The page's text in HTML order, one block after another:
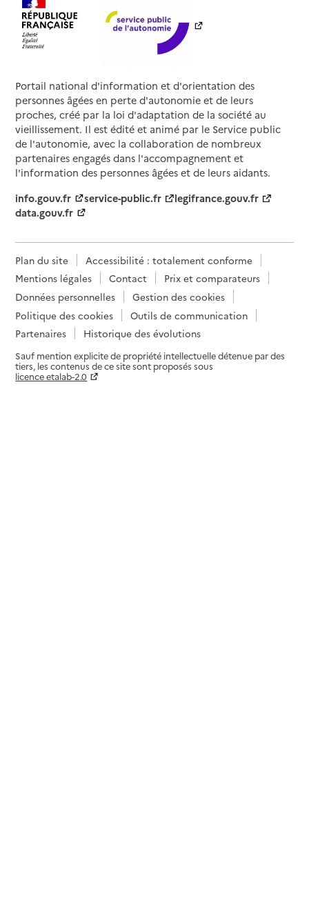
Portail national d'information et d'orientation des
personnes âgées en perte d'autonomie et de leurs
proches, créé par la loi d'adaptation de la société au
vieillissement. Il est édité et animé par le Service public
de l'autonomie, avec la collaboration de nombreux
partenaires engagés dans l'accompagnement et
l'information des personnes âgées et de leurs aidants.
info.gouv.fr
service-public.fr
legifrance.gouv.fr
data.gouv.fr
Plan du site
Accessibilité : totalement conforme
Mentions légales
Contact
Prix et comparateurs
Données personnelles
Gestion des cookies
Politique des cookies
Outils de communication
Partenaires
Historique des évolutions
Sauf mention explicite de propriété intellectuelle détenue par des
tiers, les contenus de ce site sont proposés sous
licence etalab-2.0